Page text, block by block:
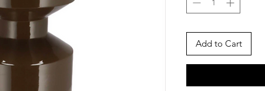
Add to Cart